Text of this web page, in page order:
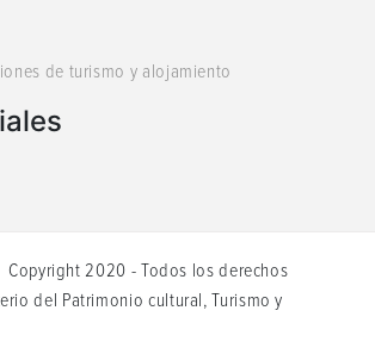
de turismo y alojamiento
Copyright 2020 - Todos los derechos
del Patrimonio cultural, Turismo y